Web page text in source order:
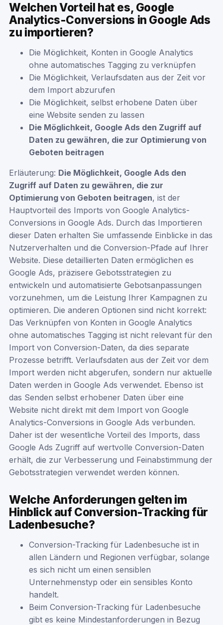
Welchen Vorteil hat es, Google
Analytics-Conversions in Google Ads
zu importieren?
Die Möglichkeit, Konten in Google Analytics
ohne automatisches Tagging zu verknüpfen
Die Möglichkeit, Verlaufsdaten aus der Zeit vor
dem Import abzurufen
Die Möglichkeit, selbst erhobene Daten über
eine Website senden zu lassen
Die Möglichkeit, Google Ads den Zugriff auf
Daten zu gewähren, die zur Optimierung von
Geboten beitragen
Erläuterung: Die Möglichkeit, Google Ads den
Zugriff auf Daten zu gewähren, die zur
Optimierung von Geboten beitragen, ist der
Hauptvorteil des Imports von Google Analytics-
Conversions in Google Ads. Durch das Importieren
dieser Daten erhalten Sie umfassende Einblicke in das
Nutzerverhalten und die Conversion-Pfade auf Ihrer
Website. Diese detaillierten Daten ermöglichen es
Google Ads, präzisere Gebotsstrategien zu
entwickeln und automatisierte Gebotsanpassungen
vorzunehmen, um die Leistung Ihrer Kampagnen zu
optimieren. Die anderen Optionen sind nicht korrekt:
Das Verknüpfen von Konten in Google Analytics
ohne automatisches Tagging ist nicht relevant für den
Import von Conversion-Daten, da dies separate
Prozesse betrifft. Verlaufsdaten aus der Zeit vor dem
Import werden nicht abgerufen, sondern nur aktuelle
Daten werden in Google Ads verwendet. Ebenso ist
das Senden selbst erhobener Daten über eine
Website nicht direkt mit dem Import von Google
Analytics-Conversions in Google Ads verbunden.
Daher ist der wesentliche Vorteil des Imports, dass
Google Ads Zugriff auf wertvolle Conversion-Daten
erhält, die zur Verbesserung und Feinabstimmung der
Gebotsstrategien verwendet werden können.
Welche Anforderungen gelten im
Hinblick auf Conversion-Tracking für
Ladenbesuche?
Conversion-Tracking für Ladenbesuche ist in
allen Ländern und Regionen verfügbar, solange
es sich nicht um einen sensiblen
Unternehmenstyp oder ein sensibles Konto
handelt.
Beim Conversion-Tracking für Ladenbesuche
gibt es keine Mindestanforderungen in Bezug